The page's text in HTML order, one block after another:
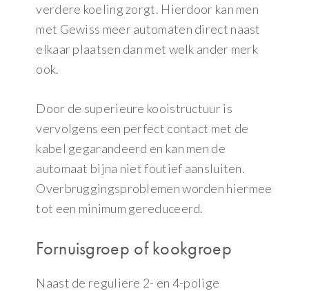
verdere koeling zorgt. Hierdoor kan men
met Gewiss meer automaten direct naast
elkaar plaatsen dan met welk ander merk
ook.
Door de superieure kooistructuur is
vervolgens een perfect contact met de
kabel gegarandeerd en kan men de
automaat bijna niet foutief aansluiten.
Overbruggingsproblemen worden hiermee
tot een minimum gereduceerd.
Fornuisgroep of kookgroep
Naast de reguliere 2- en 4-polige